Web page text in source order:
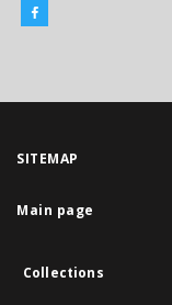
SITEMAP
Main page
Collections